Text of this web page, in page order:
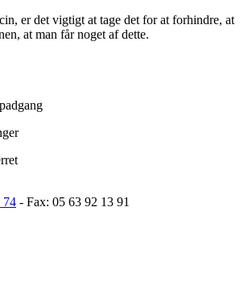
er det vigtigt at tage det for at forhindre, at
at man får noget af dette.
74 - Fax: 05 63 92 13 91